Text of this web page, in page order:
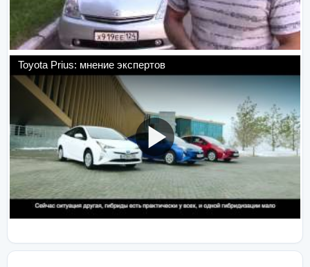
Toyota Prius: мнение экспертов